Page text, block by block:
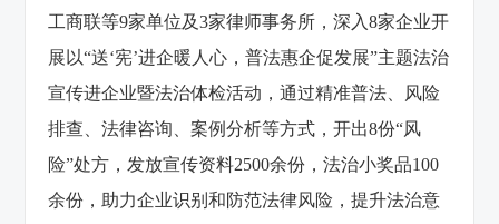
工商联等9家单位及3家律师事务所，深入8家企业开
展以“送‘宪’进企暖人心，普法惠企促发展”主题法治
宣传进企业暨法治体检活动，通过精准普法、风险
排查、法律咨询、案例分析等方式，开出8份“风
险”处方，发放宣传资料2500余份，法治小奖品100
余份，助力企业识别和防范法律风险，提升法治意